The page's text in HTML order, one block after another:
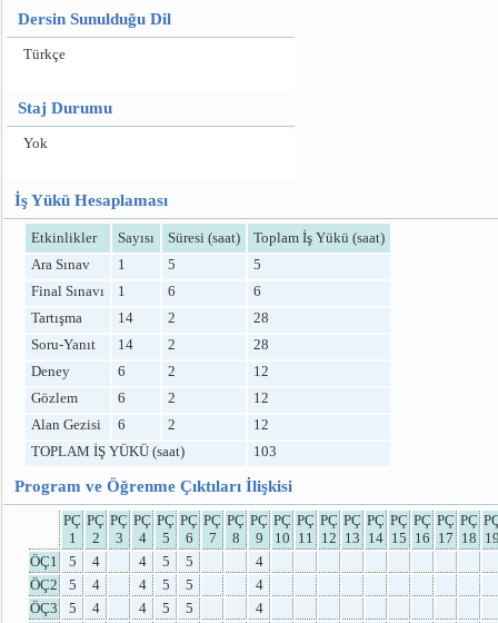
Dersin Sunulduğu Dil
Türkçe
Staj Durumu
Yok
İş Yükü Hesaplaması
Etkinlikler Sayısı Süresi (saat)
Toplam İş Yükü (saat)
Ara Sınav
1 5
5
Final Sınavı
1 6
6
Tartışma
14 2
28
Soru-Yanıt
14 2
28
Deney
6 2
12
Gözlem
6 2
12
Alan Gezisi
6 2
12
TOPLAM İŞ YÜKÜ (saat)
103
Program ve Öğrenme Çıktıları İlişkisi
PÇ
1
PÇ
2
PÇ
3
PÇ
4
PÇ
5
PÇ
6
PÇ
7
PÇ
8
PÇ
9
PÇ
10
PÇ
11
PÇ
12
PÇ
13
PÇ
14
PÇ
15
PÇ
16
PÇ
17
PÇ
18
ÖÇ1
5 4 4 5 5
4
ÖÇ2
5 4 4 5 5
4
ÖÇ3
5 4 4 5 5 4